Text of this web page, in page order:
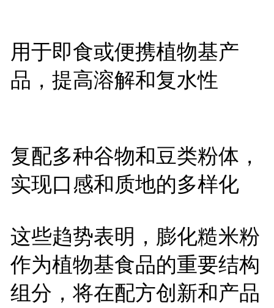
用于即食或便携植物基产
品，提高溶解和复水性
复配多种谷物和豆类粉体，
实现口感和质地的多样化
这些趋势表明，膨化糙米粉
作为植物基食品的重要结构
组分，将在配方创新和产品